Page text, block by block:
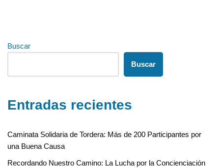
Buscar
Buscar
Entradas recientes
Caminata Solidaria de Tordera: Más de 200 Participantes por
una Buena Causa
Recordando Nuestro Camino: La Lucha por la Concienciación